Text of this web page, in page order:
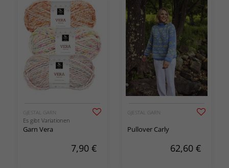
GJESTAL GARN
Es gibt Variationen
Garn Vera
7,90 €
GJESTAL GARN
Pullover Carly
62,60 €